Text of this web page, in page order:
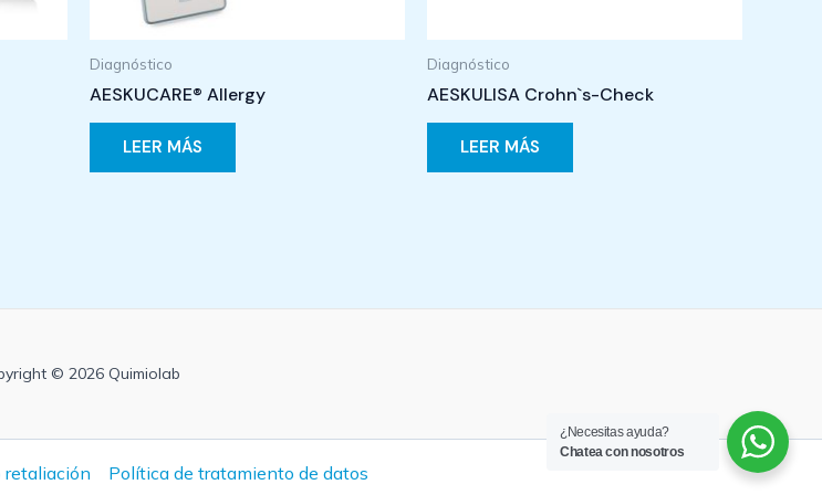
Diagnóstico
AESKUCARE® Allergy
LEER MÁS
Diagnóstico
AESKULISA Crohn`s-Check
LEER MÁS
© 2026 Quimiolab
retaliación Política de tratamiento de datos
¿Necesitas ayuda?
Chatea con nosotros